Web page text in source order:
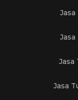
Jasa
Jasa